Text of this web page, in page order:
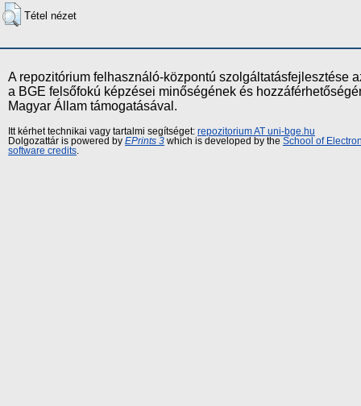
Tétel nézet
A repozitórium felhasználó-központú szolgáltatásfejlesztése
a BGE felsőfokú képzései minőségének és
Magyar Állam támogatásával.
Itt kérhet technikai vagy tartalmi segítséget: repozitorium AT uni-bge.hu
Dolgozattár is powered by EPrints 3 which is developed by the School of
software credits